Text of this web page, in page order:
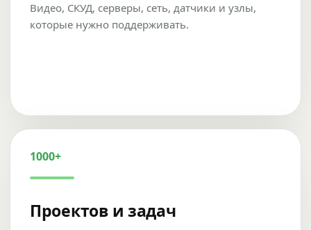
Видео, СКУД, серверы, сеть, датчики и узлы,
которые нужно поддерживать.
1000+
Проектов и задач